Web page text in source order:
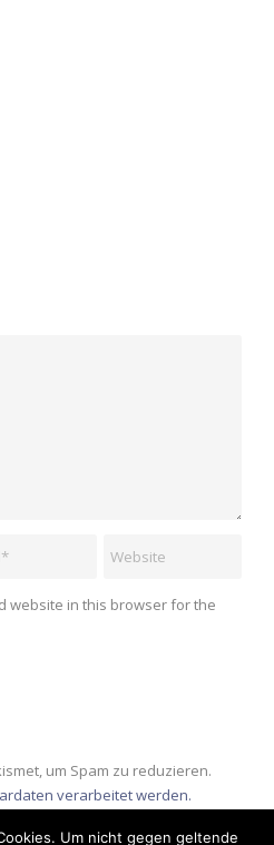
website in this browser for the
um Spam zu reduzieren.
verarbeitet werden.
Um nicht gegen geltende